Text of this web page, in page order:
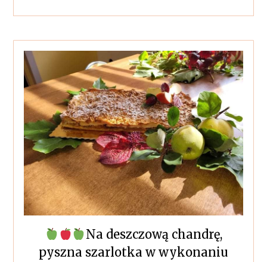
Na deszczową chandrę,
pyszna szarlotka w wykonaniu